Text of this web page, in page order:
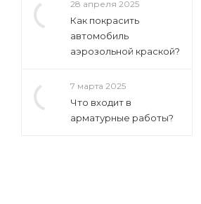
28 апреля 2025
Как покрасить
автомобиль
аэрозольной краской?
7 марта 2025
Что входит в
арматурные работы?